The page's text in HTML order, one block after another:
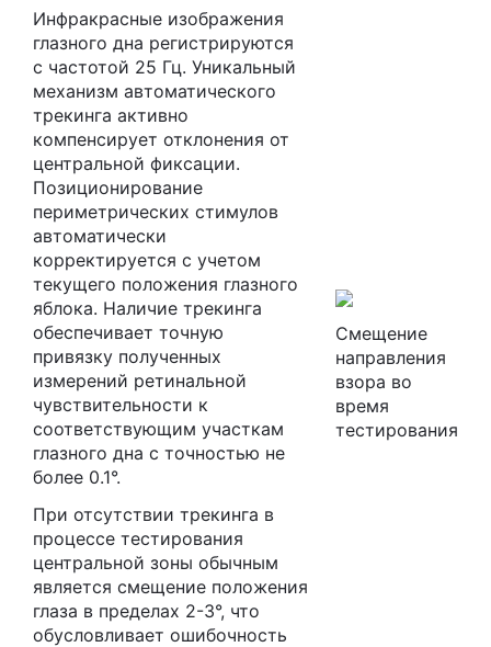
Инфракрасные изображения
глазного дна регистрируются
с частотой 25 Гц. Уникальный
механизм автоматического
трекинга активно
компенсирует отклонения от
центральной фиксации.
Позиционирование
периметрических стимулов
автоматически
корректируется с учетом
текущего положения глазного
яблока. Наличие трекинга
обеспечивает точную
привязку полученных
измерений ретинальной
чувствительности к
соответствующим участкам
глазного дна с точностью не
более 0.1°.
При отсутствии трекинга в
процессе тестирования
центральной зоны обычным
является смещение положения
глаза в пределах 2-3°, что
обусловливает ошибочность
Смещение
направления
взора во
время
тестирования